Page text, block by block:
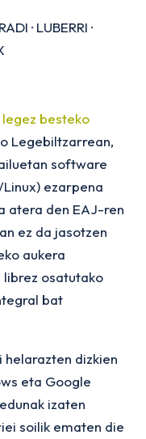
· LUBERRI ·
legez besteko
Legebiltzarrean,
software
ezarpena
atera den EAJ-ren
ez da jasotzen
aukera
osatutako
bat
helarazten dizkien
eta Google
izaten
soilik ematen die